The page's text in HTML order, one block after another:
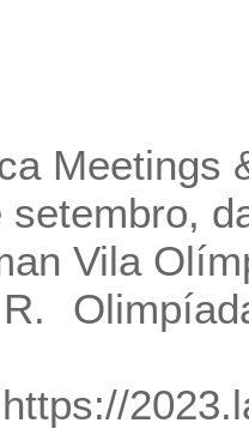
Meetings
setembro,
Vila
R.
https://